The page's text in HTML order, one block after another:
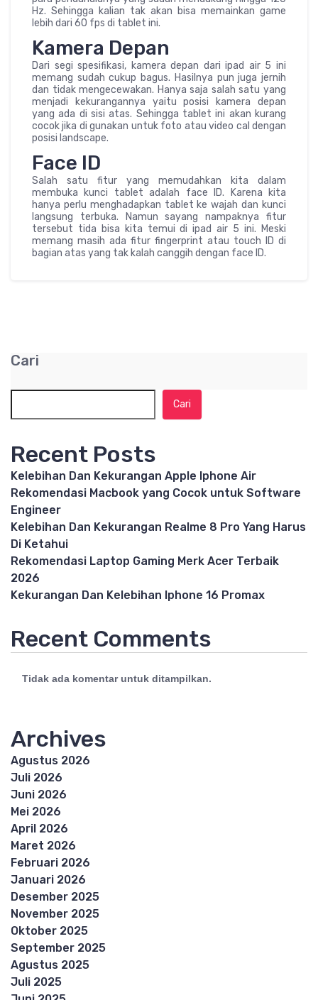
Hz. Sehingga kalian tak akan bisa memainkan game
lebih dari 60 fps di tablet ini.
Kamera Depan
Dari segi spesifikasi, kamera depan dari ipad air 5 ini
memang sudah cukup bagus. Hasilnya pun juga jernih
dan tidak mengecewakan. Hanya saja salah satu yang
menjadi kekurangannya yaitu posisi kamera depan
yang ada di sisi atas. Sehingga tablet ini akan kurang
cocok jika di gunakan untuk foto atau video cal dengan
posisi landscape.
Face ID
Salah satu fitur yang memudahkan kita dalam
membuka kunci tablet adalah face ID. Karena kita
hanya perlu menghadapkan tablet ke wajah dan kunci
langsung terbuka. Namun sayang nampaknya fitur
tersebut tida bisa kita temui di ipad air 5 ini. Meski
memang masih ada fitur fingerprint atau touch ID di
bagian atas yang tak kalah canggih dengan face ID.
Cari
Cari
Recent Posts
Kelebihan Dan Kekurangan Apple Iphone Air
Rekomendasi Macbook yang Cocok untuk Software
Engineer
Kelebihan Dan Kekurangan Realme 8 Pro Yang Harus
Di Ketahui
Rekomendasi Laptop Gaming Merk Acer Terbaik
2026
Kekurangan Dan Kelebihan Iphone 16 Promax
Recent Comments
Tidak ada komentar untuk ditampilkan.
Archives
Agustus 2026
Juli 2026
Juni 2026
Mei 2026
April 2026
Maret 2026
Februari 2026
Januari 2026
Desember 2025
November 2025
Oktober 2025
September 2025
Agustus 2025
Juli 2025